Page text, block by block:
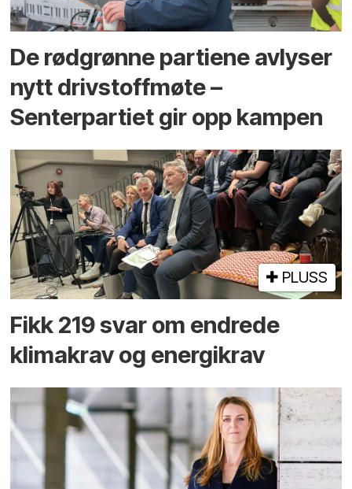
De rødgrønne partiene avlyser
nytt drivstoffmøte –
Senterpartiet gir opp kampen
PLUSS
Fikk 219 svar om endrede
klimakrav og energikrav